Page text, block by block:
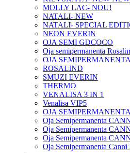
MOLLY LAC- NOU!
NATALI- NEW
NATALI- SPECIAL
NEON EVERIN
OJA SEMI GDCOCO
Oja semipermanenta
OJA
ROSALIND
SMUZI EVERIN
THERMO
VENALISA 3 IN 1
Venalisa VIP5
OJA
Oja Semipermanenta
Oja Semipermanenta
Oja Semipermanenta
Oja Semipermanenta